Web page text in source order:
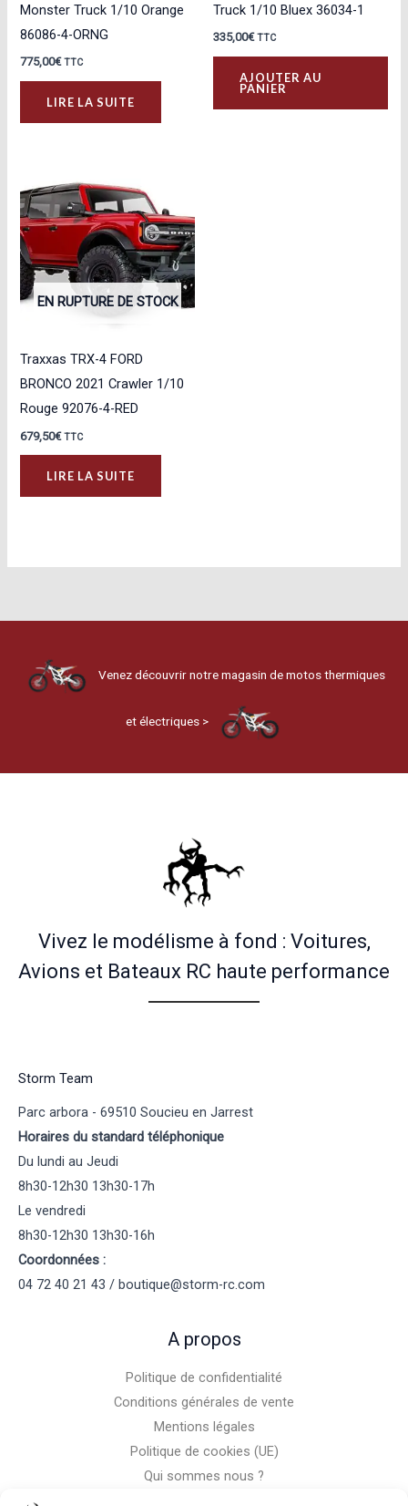
Monster Truck 1/10 Orange
86086-4-ORNG
775,00€ TTC
LIRE LA SUITE
Truck 1/10 Bluex 36034-1
335,00€ TTC
AJOUTER AU
PANIER
EN RUPTURE DE STOCK
Traxxas TRX-4 FORD
BRONCO 2021 Crawler 1/10
Rouge 92076-4-RED
679,50€ TTC
LIRE LA SUITE
Venez découvrir notre magasin de motos thermiques
et électriques >
Vivez le modélisme à fond : Voitures,
Avions et Bateaux RC haute performance
Storm Team
Parc arbora - 69510 Soucieu en Jarrest
Horaires du standard téléphonique
Du lundi au Jeudi
8h30-12h30 13h30-17h
Le vendredi
8h30-12h30 13h30-16h
Coordonnées :
04 72 40 21 43 / boutique@storm-rc.com
A propos
Politique de confidentialité
Conditions générales de vente
Mentions légales
Politique de cookies (UE)
Qui sommes nous ?